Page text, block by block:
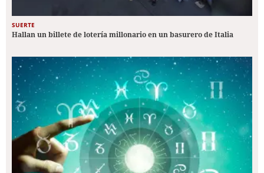
SUERTE
Hallan un billete de lotería millonario en un basurero de Italia